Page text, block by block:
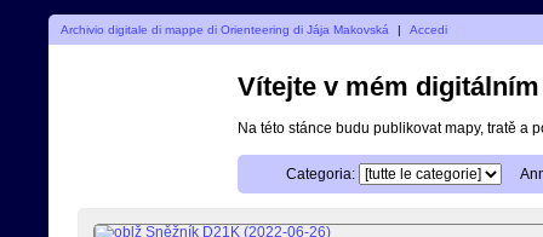
Archivio digitale di mappe di Orienteering di Jája Makovská | Accedi
Vítejte v mém
Na této stánce budu publikovat mapy, tratě a
Categoria: